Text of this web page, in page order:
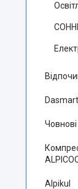
Dasmart
Alpikul